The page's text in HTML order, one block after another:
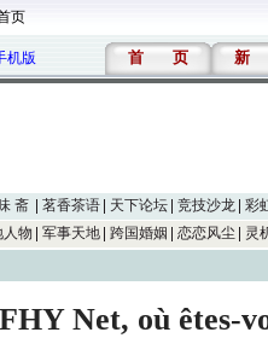
页
机版 首 页 新
斋 茗香茶语 天下论坛 竞技沙龙 彩
人物
军事天地 跨国婚姻 恋恋风尘 灵
Net, où êtes-